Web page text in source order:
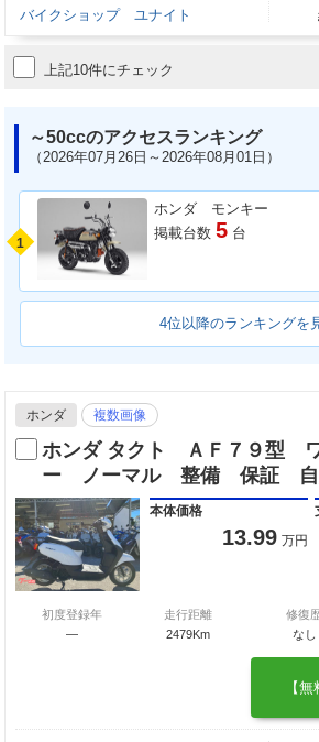
バイクショップ ユナイト
上記10件にチェック
～50ccのアクセスランキング
（2026年07月26日～2026年08月01日）
1
ホンダ モンキー
掲載台数 5 台
4位以降のランキングを
ホンダ 複数画像
ホンダ タクト ＡＦ７９型
ー ノーマル 整備 保証 自
本体価格
13.99 万円
初度登録年
―
走行距離
2479Km
修復
なし
【